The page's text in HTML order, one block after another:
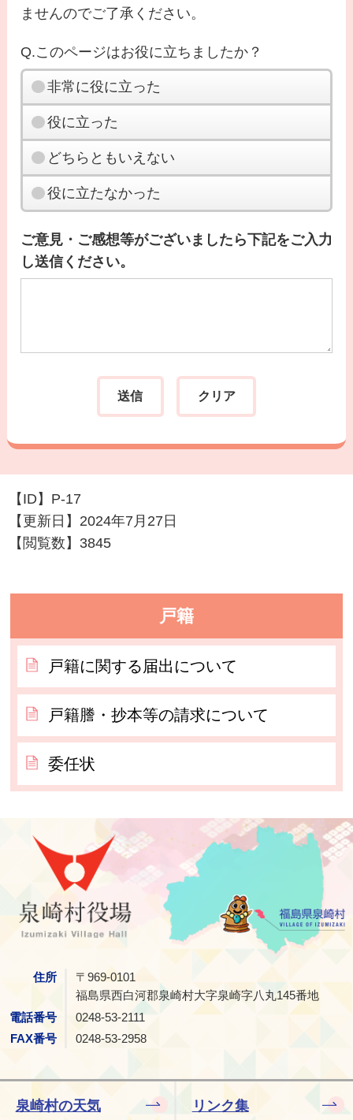
ませんのでご了承ください。
Q.このページはお役に立ちましたか？
非常に役に立った
役に立った
どちらともいえない
役に立たなかった
ご意見・ご感想等がございましたら下記をご入力
し送信ください。
【ID】 P-17
【更新日】 2024年7月27日
【閲覧数】 3845
戸籍
戸籍に関する届出について
戸籍謄・抄本等の請求について
委任状
泉崎村
住所
〒969-0101
福島県西白河郡泉崎村大字泉崎字八丸145番地
電話番号
0248-53-2111
FAX番号
0248-53-2958
泉崎村の天気 リンク集